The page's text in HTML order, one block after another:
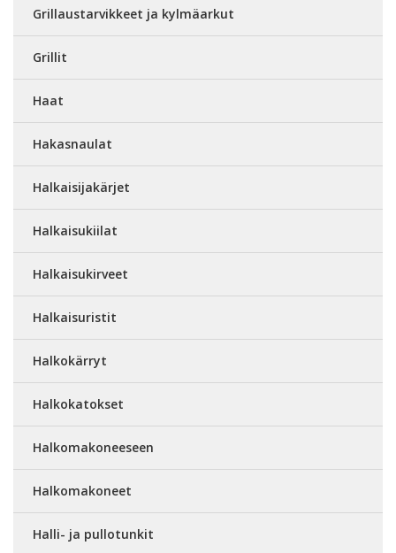
Grillaustarvikkeet ja kylmäarkut
Grillit
Haat
Hakasnaulat
Halkaisijakärjet
Halkaisukiilat
Halkaisukirveet
Halkaisuristit
Halkokärryt
Halkokatokset
Halkomakoneeseen
Halkomakoneet
Halli- ja pullotunkit